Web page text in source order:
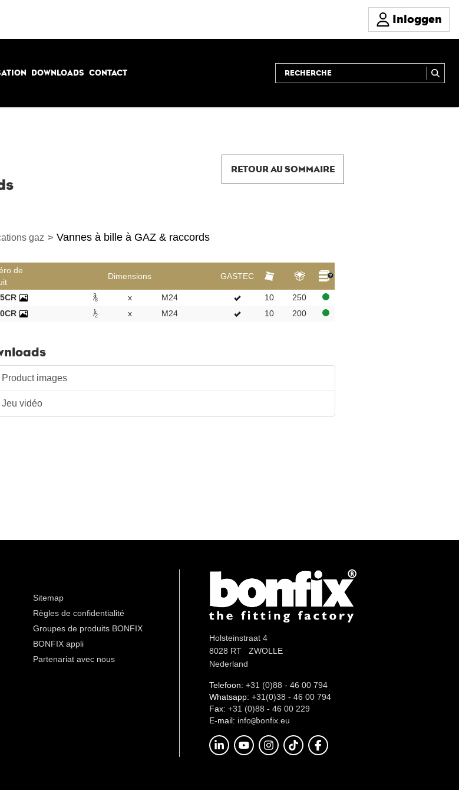
Inloggen
DOWNLOADS CONTACT
RETOUR AU SOMMAIRE
gaz > Vannes à bille à GAZ & raccords
de
Dimensions GASTEC
3
8 x M24 10
250
1
2 x M24 10 200
Product images
Jeu vidéo
Sitemap
Règles de confidentialité
Groupes de produits BONFIX
BONFIX appli
Partenariat avec nous
Holsteinstraat 4
8028 RT ZWOLLE
Nederland
Telefoon: +31 (0)88 - 46 00 794
Whatsapp: +31(0)38 - 46 00 794
Fax: +31 (0)88 - 46 00 229
E-mail: info@bonfix.eu